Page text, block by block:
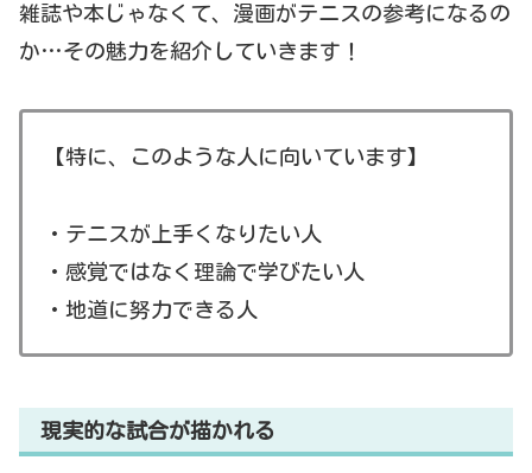
雑誌や本じゃなくて、漫画がテニスの参考になるの
か…その魅力を紹介していきます！
【特に、このような人に向いています】
・テニスが上手くなりたい人
・感覚ではなく理論で学びたい人
・地道に努力できる人
現実的な試合が描かれる